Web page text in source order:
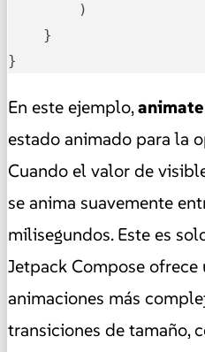
        )
    }
}
En este ejemplo,
estado animado para la
Cuando el valor de
se anima suavemente
milisegundos. Este es
Jetpack Compose ofrece
animaciones más
transiciones de tamaño,